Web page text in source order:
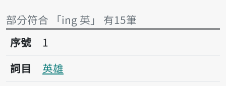
部分符合 「ing 英」 有15筆
序號1英雄
序號
1
詞目
英雄